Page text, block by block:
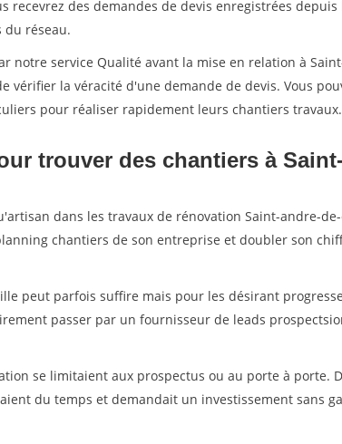
recevrez des demandes de devis enregistrées depuis
du réseau.
notre service Qualité avant la mise en relation à
vérifier la véracité d'une demande de devis. Vous
pour réaliser rapidement leurs chantiers travaux.
trouver des chantiers à Saint-
dans les travaux de rénovation Saint-andre-
chantiers de son entreprise et doubler son
peut parfois suffire mais pour les désirant
passer par un fournisseur de leads
se limitaient aux prospectus ou au porte à porte.
du temps et demandait un investissement sans